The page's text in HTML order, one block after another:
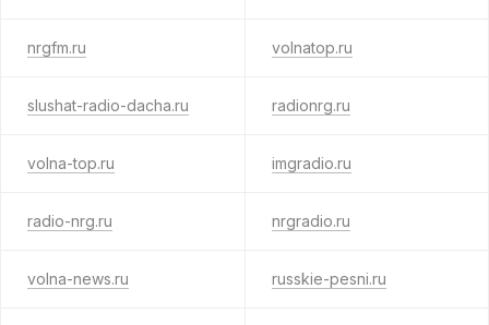
nrgfm.ru volnatop.ru
slushat-radio-dacha.ru radionrg.ru
volna-top.ru imgradio.ru
radio-nrg.ru nrgradio.ru
volna-news.ru russkie-pesni.ru